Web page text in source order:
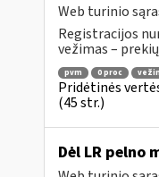
Web turinio
Registracijos
vežimas –
pvm 0 proc
Pridėtinės
(45 str.)
Dėl LR pelno